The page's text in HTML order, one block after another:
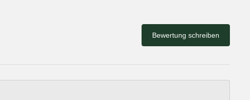
Bewertung schreiben